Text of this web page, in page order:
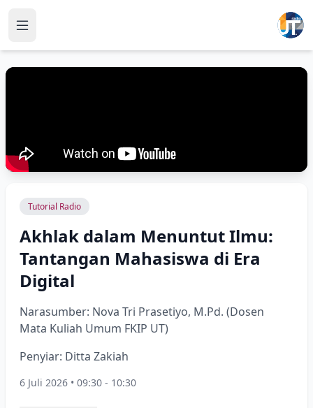
Tutorial Radio
Akhlak dalam Menuntut Ilmu:
Tantangan Mahasiswa di Era
Digital
Narasumber: Nova Tri Prasetiyo, M.Pd. (Dosen
Mata Kuliah Umum FKIP UT)
Penyiar: Ditta Zakiah
6 Juli 2026 • 09:30 - 10:30